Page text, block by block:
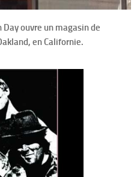
ouvre un magasin de
en Californie.